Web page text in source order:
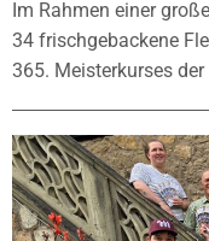
Im Rahmen einer
34 frischgebackene
365. Meisterkurses